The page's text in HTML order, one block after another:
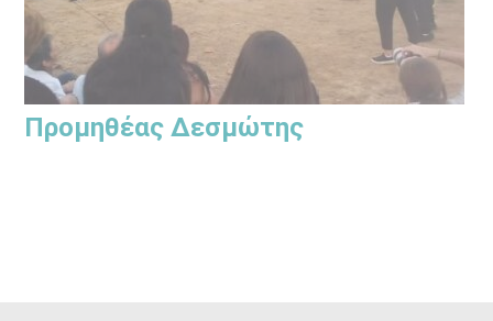
Προμηθέας Δεσμώτης